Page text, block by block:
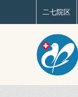
二七院区